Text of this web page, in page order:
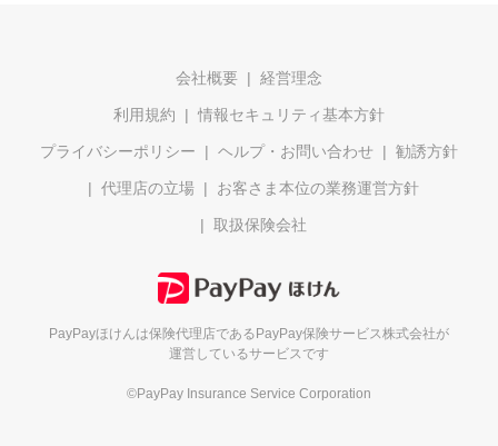
会社概要 経営理念
利用規約 情報セキュリティ基本方針
プライバシーポリシー ヘルプ・お問い合わせ 勧誘方針
代理店の立場 お客さま本位の業務運営方針
取扱保険会社
PayPayほけんは保険代理店である PayPay保険サービス株式会社が
運営しているサービスです
©PayPay Insurance Service Corporation